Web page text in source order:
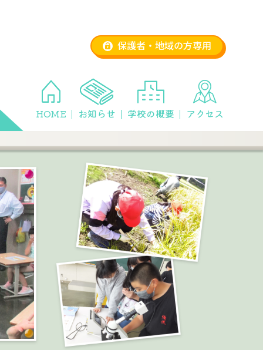
保護者・地域の方専用
HOME お知らせ 学校の概要 アクセス